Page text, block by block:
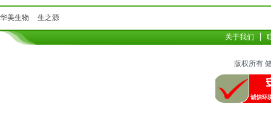
华美生物 生之源
关于我们
版权所有